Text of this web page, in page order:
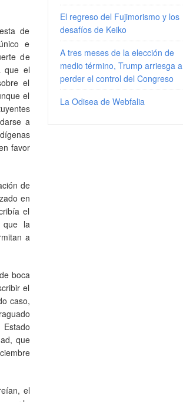
de
e
de
que el
el
el
a
favor
de
en
el
que la
a
boca
el
caso,
que
el
El regreso del Fujimorismo y los
desafíos de Keiko
A tres meses de la elección de
medio término, Trump arriesga a
perder el control del Congreso
La Odisea de Webfalia